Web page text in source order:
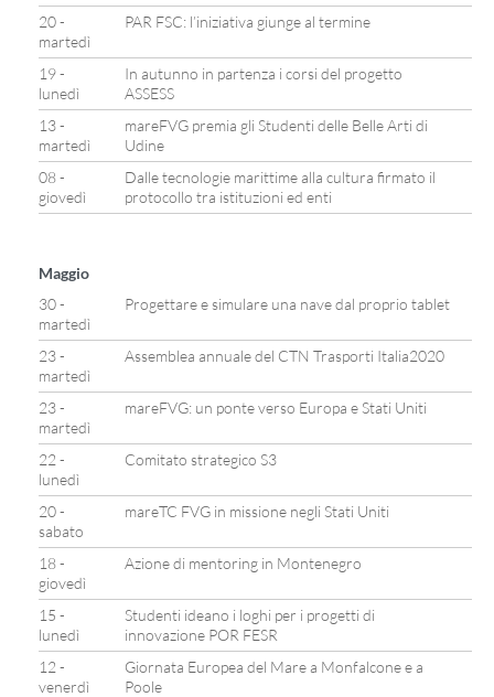
20 -
martedì
PAR FSC: l’iniziativa giunge al termine
19 -
lunedì
In autunno in partenza i corsi del progetto
ASSESS
13 -
martedì
mareFVG premia gli Studenti delle Belle Arti di
Udine
08 -
giovedì
Dalle tecnologie marittime alla cultura firmato il
protocollo tra istituzioni ed enti
Maggio
30 -
martedì
Progettare e simulare una nave dal proprio tablet
23 -
martedì
Assemblea annuale del CTN Trasporti Italia2020
23 -
martedì
mareFVG: un ponte verso Europa e Stati Uniti
22 -
lunedì
Comitato strategico S3
20 -
sabato
mareTC FVG in missione negli Stati Uniti
18 -
giovedì
Azione di mentoring in Montenegro
15 -
lunedì
Studenti ideano i loghi per i progetti di
innovazione POR FESR
12 -
venerdì
Giornata Europea del Mare a Monfalcone e a
Poole